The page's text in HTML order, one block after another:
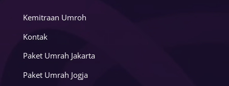
Kemitraan Umroh
Kontak
Paket Umrah Jakarta
Paket Umrah Jogja